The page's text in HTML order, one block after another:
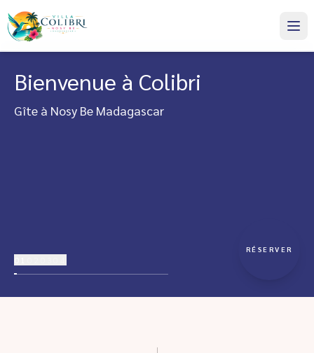
Bienvenue à Colibri
Gîte à Nosy Be Madagascar
RÉSERVER